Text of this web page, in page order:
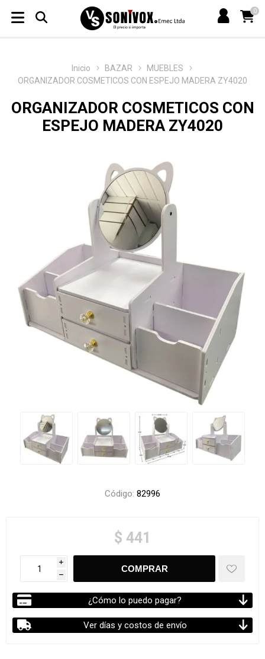
0
Inicio BAZAR
MUEBLES
ORGANIZADOR COSMETICOS CON ESPEJO MADERA ZY4020
ORGANIZADOR COSMETICOS CON
ESPEJO MADERA ZY4020
Código: 82996
$ 441
i
h
¿Cómo lo puedo pagar?
Ver días y costos de envío